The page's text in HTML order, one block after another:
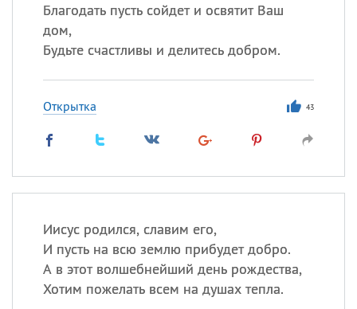
Благодать пусть сойдет и освятит Ваш
дом,
Будьте счастливы и делитесь добром.
Открытка 43
Иисус родился, славим его,
И пусть на всю землю прибудет добро.
А в этот волшебнейший день рождества,
Хотим пожелать всем на душах тепла.